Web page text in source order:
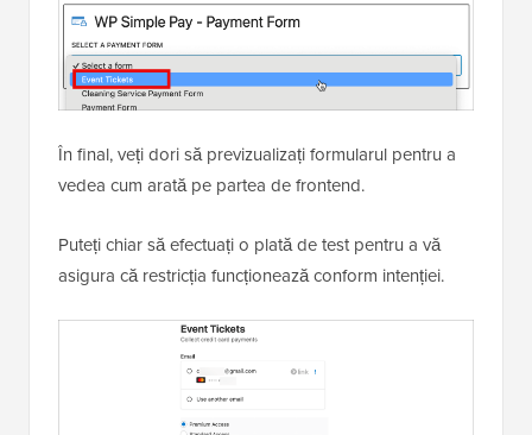
În final, veți dori să previzualizați formularul pentru a
vedea cum arată pe partea de frontend.
Puteți chiar să efectuați o plată de test pentru a vă
asigura că restricția funcționează conform intenției.